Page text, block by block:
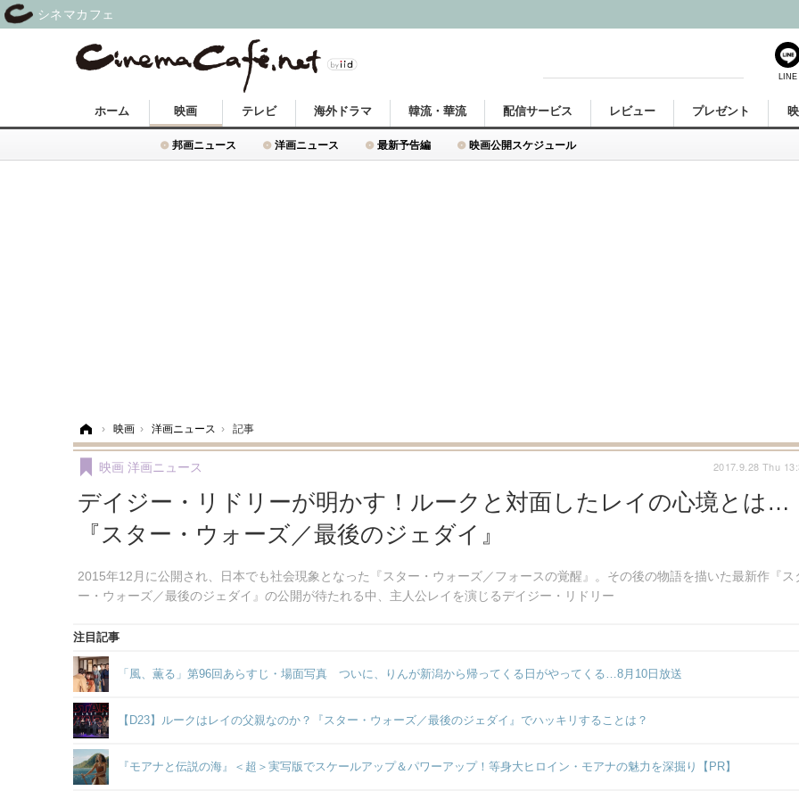
ホーム 映画
邦画ニュース 洋画ニュース 最新予告編 映画公開スケジュール
テレビ 海外ドラマ 韓流・華流 配信サービス レビュー プレゼント
› 映画 › 洋画ニュース › 記事
デイジー・リドリーが明かす！ルークと対面したレイの心境とは…
『スター・ウォーズ／最後のジェダイ』
2015年12月に公開され、日本でも社会現象となった『スター・ウォーズ／フォースの覚醒』。その後の物語を描いた最新作『ス
ー・ウォーズ／最後のジェダイ』の公開が待たれる中、主人公レイを演じるデイジー・リドリー
映画 洋画ニュース 2017.9.28 Thu
注目記事
「風、薫る」第96回あらすじ・場面写真 ついに、りんが新潟から帰ってくる日がやってくる…8月10日放送
【D23】ルークはレイの父親なのか？『スター・ウォーズ／最後のジェダイ』でハッキリすることは？
『モアナと伝説の海』＜超＞実写版でスケールアップ＆パワーアップ！等身大ヒロイン・モアナの魅力を深掘り【PR】
LINE
シネマカフェ